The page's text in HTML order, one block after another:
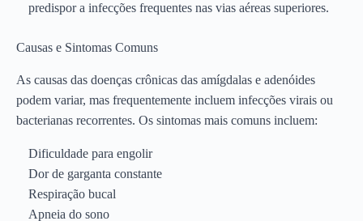
predispor a infecções frequentes nas vias aéreas superiores.
Causas e Sintomas Comuns
As causas das doenças crônicas das amígdalas e adenóides
podem variar, mas frequentemente incluem infecções virais ou
bacterianas recorrentes. Os sintomas mais comuns incluem:
Dificuldade para engolir
Dor de garganta constante
Respiração bucal
Apneia do sono